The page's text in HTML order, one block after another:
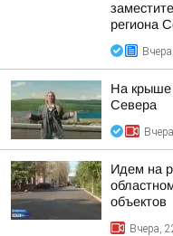
региона
На крыше
Севера
Идем на
объектов
Вчера,